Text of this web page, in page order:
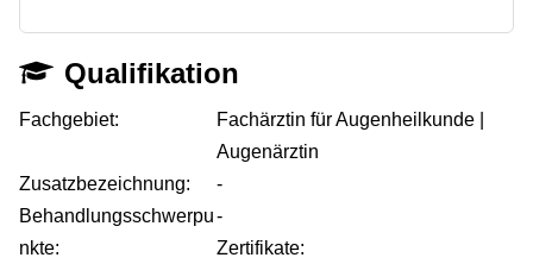
Qualifikation
Fachgebiet:
Fachärztin für Augenheilkunde |
Augenärztin
Zusatzbezeichnung:
-
Behandlungsschwerpu
nkte:
-
Zertifikate: